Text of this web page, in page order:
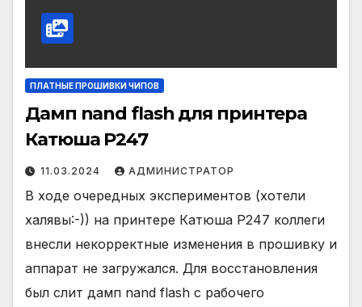
ПЛАТНЫЕ ПРОШИВКИ ЧИПОВ
Дамп nand flash для принтера
Катюша P247
11.03.2024 АДМИНИСТРАТОР
В ходе очередных экспериментов (хотели
халявы:-)) на принтере Катюша P247 коллеги
внесли некорректные изменения в прошивку и
аппарат не загружался. Для восстановления
был слит дамп nand flash с рабочего